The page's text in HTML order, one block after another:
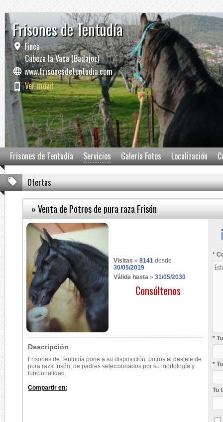
Frisones de Tentudía
Finca
Cabeza la Vaca (Badajoz)
www.frisonesdetentudia.com
Ver móvil
Frisones de Tentudía Servicios Galería Fotos Localización
Ofertas
» Venta de Potros de pura raza Frisón
Visitas » 8141 desde
30/05/2019
Válida hasta » 31/05/2030
Consúltenos
Descripción
Frisones de Tentudía pone a su disposición potros al destete de
pura raza frisón, de padres seleccionados por su morfología y
funcionalidad.
Compartir en:
*
*
*
Tu